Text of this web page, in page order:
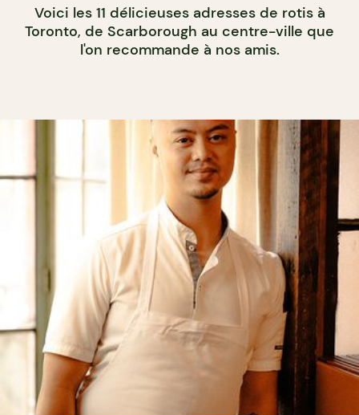
Voici les 11 délicieuses adresses de rotis à
Toronto, de Scarborough au centre-ville que
l'on recommande à nos amis.